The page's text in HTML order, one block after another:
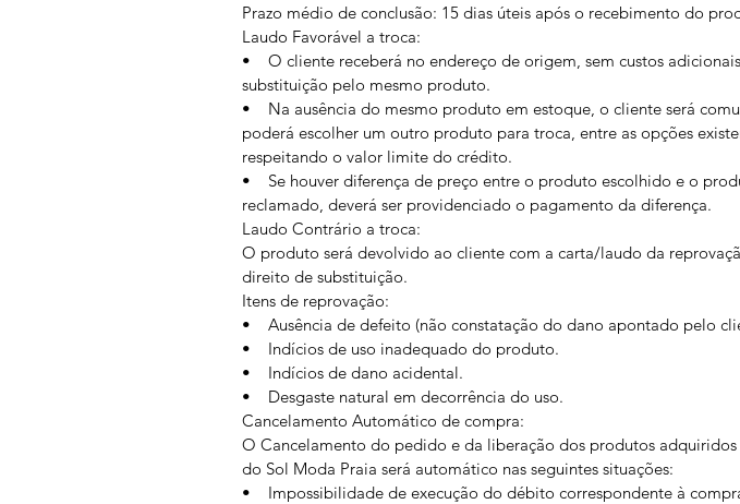
Prazo médio de conclusão: 15 dias úteis após o recebimento do
Laudo Favorável a troca:
• O cliente receberá no endereço de origem, sem custos
substituição pelo mesmo produto.
• Na ausência do mesmo produto em estoque, o cliente será
poderá escolher um outro produto para troca, entre as opções
respeitando o valor limite do crédito.
• Se houver diferença de preço entre o produto escolhido e o
reclamado, deverá ser providenciado o pagamento da diferença.
Laudo Contrário a troca:
O produto será devolvido ao cliente com a carta/laudo da
direito de substituição.
Itens de reprovação:
• Ausência de defeito (não constatação do dano apontado pelo
• Indícios de uso inadequado do produto.
• Indícios de dano acidental.
• Desgaste natural em decorrência do uso.
Cancelamento Automático de compra:
O Cancelamento do pedido e da liberação dos produtos adquiridos
do Sol Moda Praia será automático nas seguintes situações:
• Impossibilidade de execução do débito correspondente à